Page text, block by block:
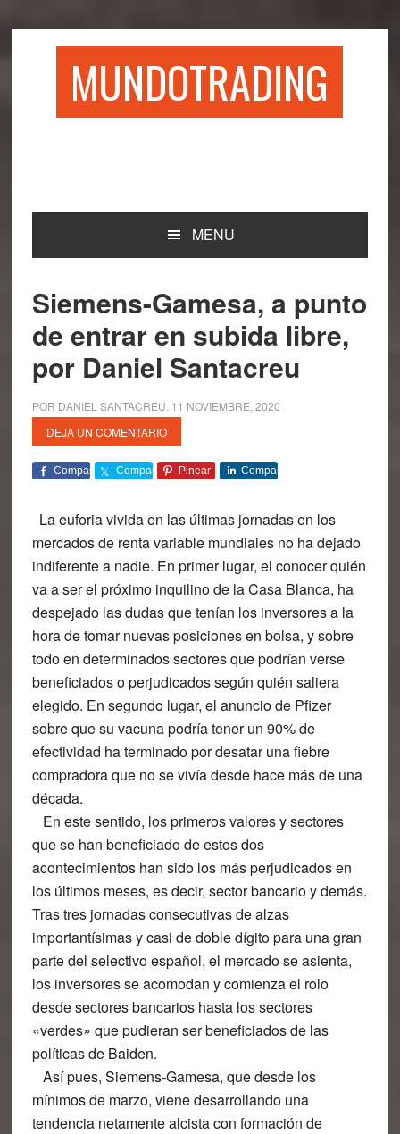
MUNDOTRADING
MENU
Siemens-Gamesa, a punto
de entrar en subida libre,
por Daniel Santacreu
POR DANIEL SANTACREU 11 NOVIEMBRE, 2020
DEJA UN COMENTARIO
Comparte Comparte Pinear Comparte
La euforia vivida en las últimas jornadas en los
mercados de renta variable mundiales no ha dejado
indiferente a nadie. En primer lugar, el conocer quién
va a ser el próximo inquilino de la Casa Blanca, ha
despejado las dudas que tenían los inversores a la
hora de tomar nuevas posiciones en bolsa, y sobre
todo en determinados sectores que podrían verse
beneficiados o perjudicados según quién saliera
elegido. En segundo lugar, el anuncio de Pfizer
sobre que su vacuna podría tener un 90% de
efectividad ha terminado por desatar una fiebre
compradora que no se vivía desde hace más de una
década.
En este sentido, los primeros valores y sectores
que se han beneficiado de estos dos
acontecimientos han sido los más perjudicados en
los últimos meses, es decir, sector bancario y demás.
Tras tres jornadas consecutivas de alzas
importantísimas y casi de doble dígito para una gran
parte del selectivo español, el mercado se asienta,
los inversores se acomodan y comienza el rolo
desde sectores bancarios hasta los sectores
«verdes» que pudieran ser beneficiados de las
políticas de Baiden.
Así pues, Siemens-Gamesa, que desde los
mínimos de marzo, viene desarrollando una
tendencia netamente alcista con formación de